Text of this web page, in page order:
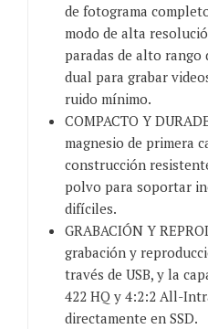
de fotograma
modo de alta
paradas de alto rango
dual para grabar
ruido mínimo.
COMPACTO Y
magnesio de primera
construcción
polvo para soportar
difíciles.
GRABACIÓN Y
grabación y
través de USB, y la
422 HQ y 4:2:2 All-
directamente en SSD.